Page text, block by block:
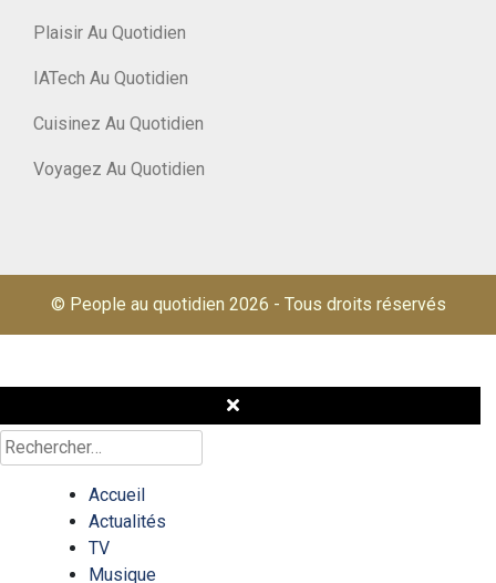
Plaisir Au Quotidien
IATech Au Quotidien
Cuisinez Au Quotidien
Voyagez Au Quotidien
© People au quotidien 2026 - Tous droits réservés
Rechercher :
Accueil
Actualités
TV
Musique